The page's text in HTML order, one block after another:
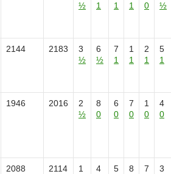
½
1
1
1
0
½
2144 2183
3
½
6
½
7
1
1
1
2
1
5
1
1946 2016
2
½
8
0
6
0
7
0
1
0
4
0
2088 2114
1
4
5
8
7
3